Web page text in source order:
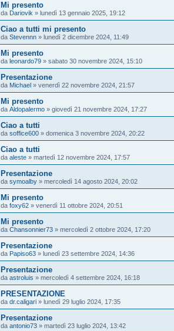
Mi presento
da Dariovik » lunedì 13 gennaio 2025, 19:12
Ciao a tutti mi presento
da Stevennn » lunedì 2 dicembre 2024, 11:49
Mi presento
da leonardo79 » sabato 30 novembre 2024, 15:10
Presentazione
da Michael » venerdì 22 novembre 2024, 21:57
Mi presento
da Aldopalermo » giovedì 21 novembre 2024, 17:27
Ciao a tutti
da soffice600 » domenica 3 novembre 2024, 20:22
Ciao a tutti
da aleste » martedì 12 novembre 2024, 17:57
Presentazione
da symoalby » mercoledì 14 agosto 2024, 20:02
Mi presento
da foxy62 » venerdì 11 ottobre 2024, 20:51
Mi presento
da Chansonnier73 » mercoledì 2 ottobre 2024, 17:20
Presentazione
da Papiso63 » lunedì 23 settembre 2024, 14:36
Presentazione
da astroluis » mercoledì 4 settembre 2024, 16:18
PRESENTAZIONE
da dr.caligari » lunedì 29 luglio 2024, 17:35
Presentazione
da antonio73 » martedì 23 luglio 2024, 13:42